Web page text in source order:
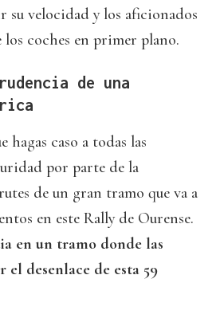
su velocidad y los aficionados
coches en primer plano.
de una
hagas caso a todas las
por parte de la
de un gran tramo que va a
en este Rally de Ourense.
en un tramo donde las
el desenlace de esta 59